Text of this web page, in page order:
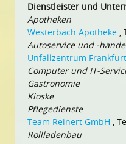
Dienstleister und
Apotheken
Westerbach Apotheke ,
Autoservice und -
Unfallzentrum Frankfurt
Computer und IT-
Gastronomie
Kioske
Pflegedienste
Team Reinert GmbH ,
Rollladenbau